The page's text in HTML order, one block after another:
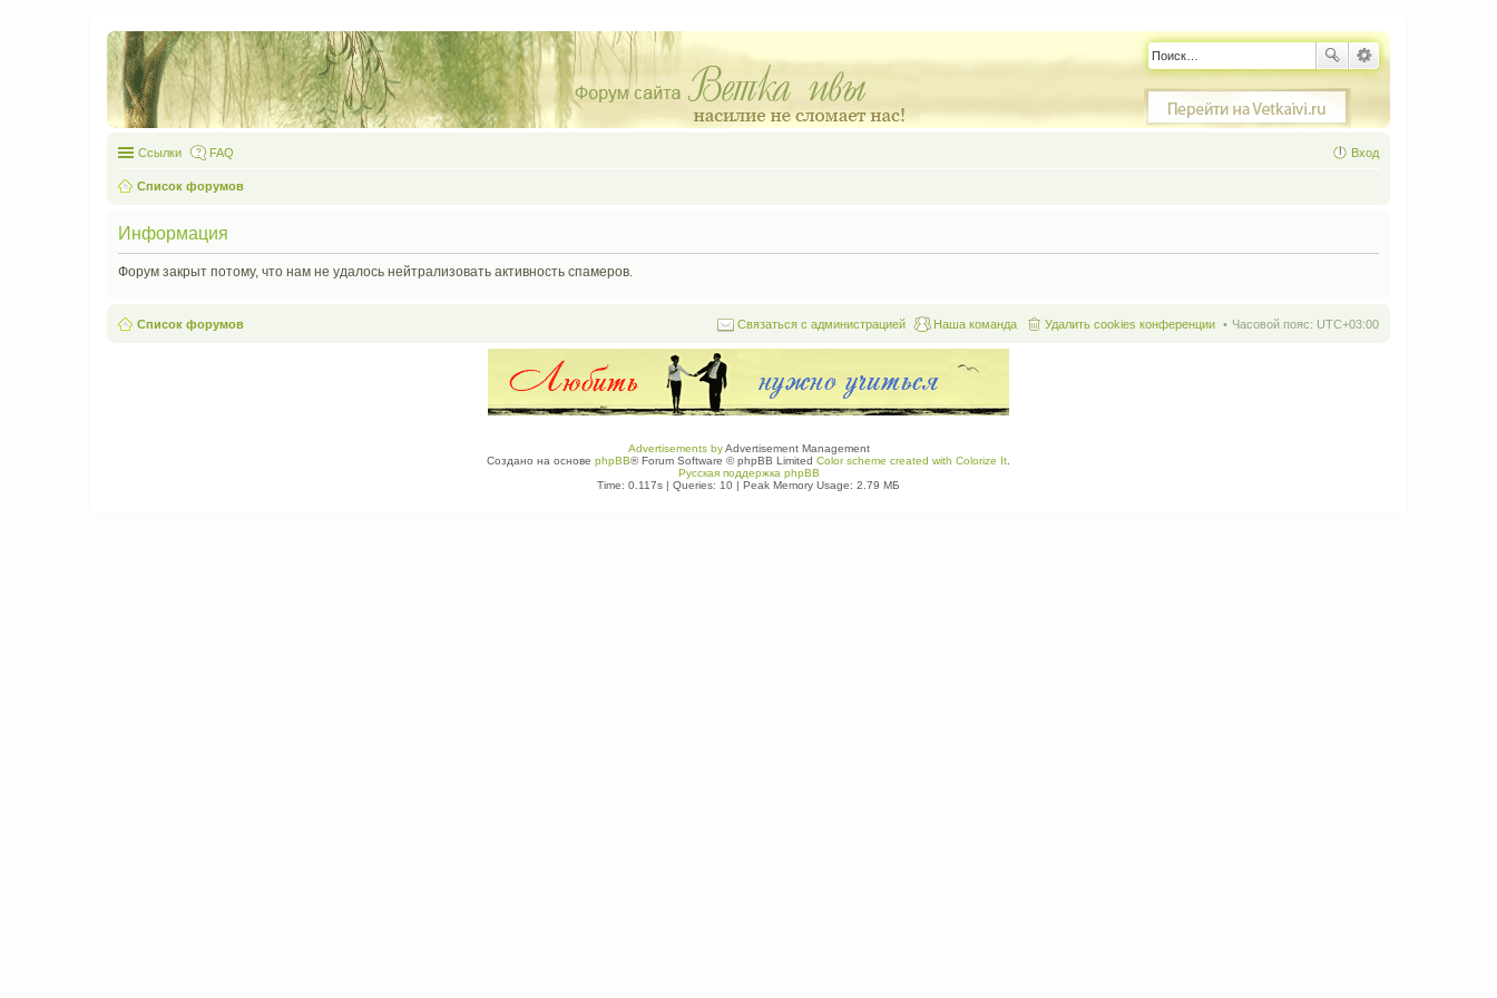
Ссылки FAQ Вход
Список форумов
Информация
Форум закрыт потому, что нам не удалось нейтрализовать активность спамеров.
Список форумов Часовой пояс: UTC+03:00
Удалить cookies конференции
Наша команда
Связаться с администрацией
Advertisements byAdvertisement Management
Создано на основе phpBB® Forum Software © phpBB Limited Color scheme created with Colorize It
Русская поддержка phpBB
Time: 0.117s | Queries: 10 | Peak Memory Usage: 2.79 МБ